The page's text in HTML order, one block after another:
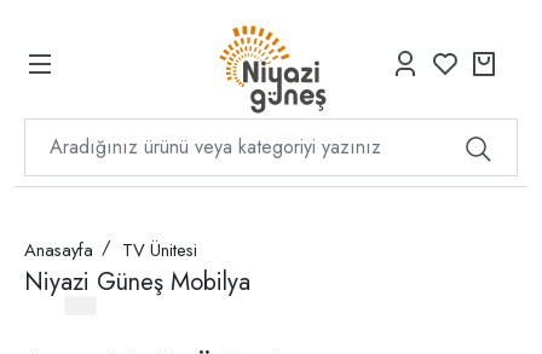
Anasayfa TV Ünitesi
Niyazi Güneş Mobilya